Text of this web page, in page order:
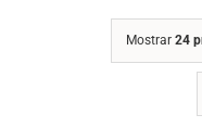
Mostrar 24